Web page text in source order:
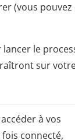
(vous pouvez
le
sur
à vos
connecté,